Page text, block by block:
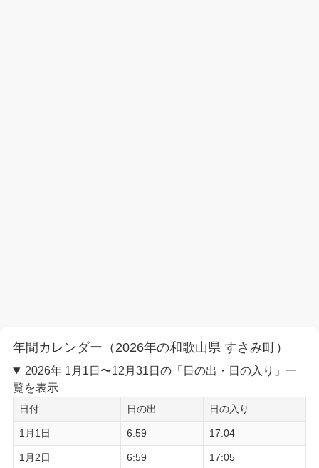
年間カレンダー（2026年の和歌山県 すさみ町）
2026年 1月1日〜12月31日の「日の出・日の入り」一
覧を表示
日付 日の出 日の入り
1月1日 6:59 17:04
1月2日 6:59 17:05